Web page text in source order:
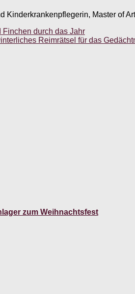
Master of
Finchen durch das Jahr
Reimrätsel für das
zum Weihnachtsfest